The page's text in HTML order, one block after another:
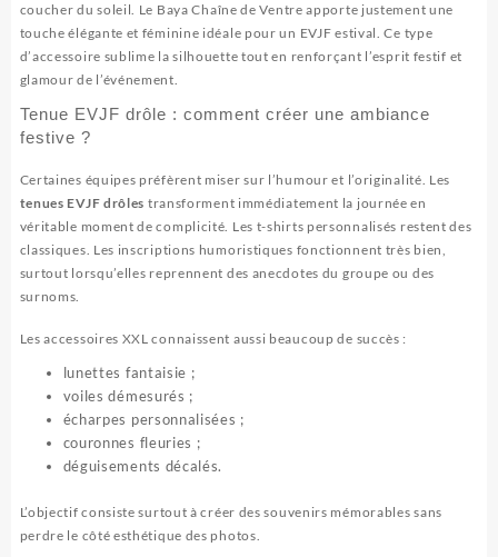
coucher du soleil. Le Baya Chaîne de Ventre apporte justement une
touche élégante et féminine idéale pour un EVJF estival. Ce type
d’accessoire sublime la silhouette tout en renforçant l’esprit festif et
glamour de l’événement.
Tenue EVJF drôle : comment créer une ambiance
festive ?
Certaines équipes préfèrent miser sur l’humour et l’originalité. Les
tenues EVJF drôles transforment immédiatement la journée en
véritable moment de complicité. Les t-shirts personnalisés restent des
classiques. Les inscriptions humoristiques fonctionnent très bien,
surtout lorsqu’elles reprennent des anecdotes du groupe ou des
surnoms.
Les accessoires XXL connaissent aussi beaucoup de succès :
lunettes fantaisie ;
voiles démesurés ;
écharpes personnalisées ;
couronnes fleuries ;
déguisements décalés.
L’objectif consiste surtout à créer des souvenirs mémorables sans
perdre le côté esthétique des photos.